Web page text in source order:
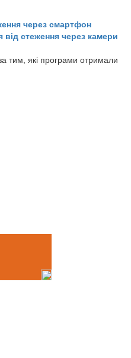
через смартфон
від стеження через камери
тим, які програми отримали